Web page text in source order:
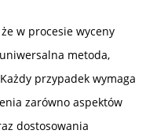
w procesie wyceny
metoda,
przypadek wymaga
zarówno aspektów
dostosowania